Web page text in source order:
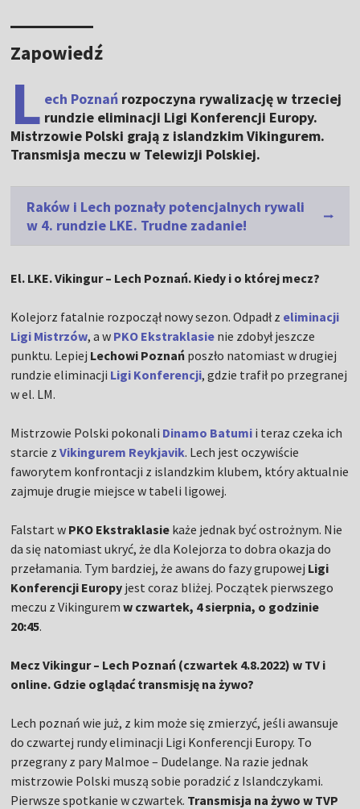
Zapowiedź
L ech Poznań rozpoczyna rywalizację w trzeciej
rundzie eliminacji Ligi Konferencji Europy.
Mistrzowie Polski grają z islandzkim Vikingurem.
Transmisja meczu w Telewizji Polskiej.
Raków i Lech poznały potencjalnych rywali
w 4. rundzie LKE. Trudne zadanie!
El. LKE. Vikingur – Lech Poznań. Kiedy i o której mecz?
Kolejorz fatalnie rozpoczął nowy sezon. Odpadł z eliminacji
Ligi Mistrzów, a w PKO Ekstraklasie nie zdobył jeszcze
punktu. Lepiej Lechowi Poznań poszło natomiast w drugiej
rundzie eliminacji Ligi Konferencji, gdzie trafił po przegranej
w el. LM.
Mistrzowie Polski pokonali Dinamo Batumi i teraz czeka ich
starcie zVikingurem Reykjavik. Lech jest oczywiście
faworytem konfrontacji z islandzkim klubem, który aktualnie
zajmuje drugie miejsce w tabeli ligowej.
Falstart w PKO Ekstraklasie każe jednak być ostrożnym. Nie
da się natomiast ukryć, że dla Kolejorza to dobra okazja do
przełamania. Tym bardziej, że awans do fazy grupowej Ligi
Konferencji Europy jest coraz bliżej. Początek pierwszego
meczu z Vikinguremw czwartek, 4 sierpnia, o godzinie
20:45.
Mecz Vikingur – Lech Poznań (czwartek 4.8.2022) w TV i
online. Gdzie oglądać transmisję na żywo?
Lech poznań wie już, z kim może się zmierzyć, jeśli awansuje
do czwartej rundy eliminacji Ligi Konferencji Europy. To
przegrany z pary Malmoe – Dudelange. Na razie jednak
mistrzowie Polski muszą sobie poradzić z Islandczykami.
Pierwsze spotkanie w czwartek. Transmisja na żywo w TVP